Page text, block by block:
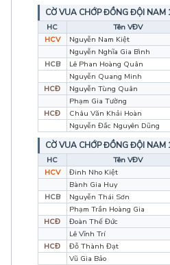
CỜ VUA CHỚP ĐỒNG ĐỘI NAM
HC Tên VĐV
HCV
Nguyễn Nam Kiệt
Nguyễn Nghĩa Gia Bình
HCB
Lê Phan Hoàng Quân
Nguyễn Quang Minh
HCĐ
Nguyễn Tùng Quân
Phạm Gia Tường
HCĐ
Châu Văn Khải Hoàn
Nguyễn Đắc Nguyên Dũng
CỜ VUA CHỚP ĐỒNG ĐỘI NAM
HC Tên VĐV
HCV
Đinh Nho Kiệt
Bành Gia Huy
HCB
Nguyễn Thái Sơn
Phạm Trần Hoàng Gia
HCĐ
Đoàn Thế Đức
Lê Vĩnh Trí
HCĐ
Đỗ Thành Đạt
Vũ Gia Bảo